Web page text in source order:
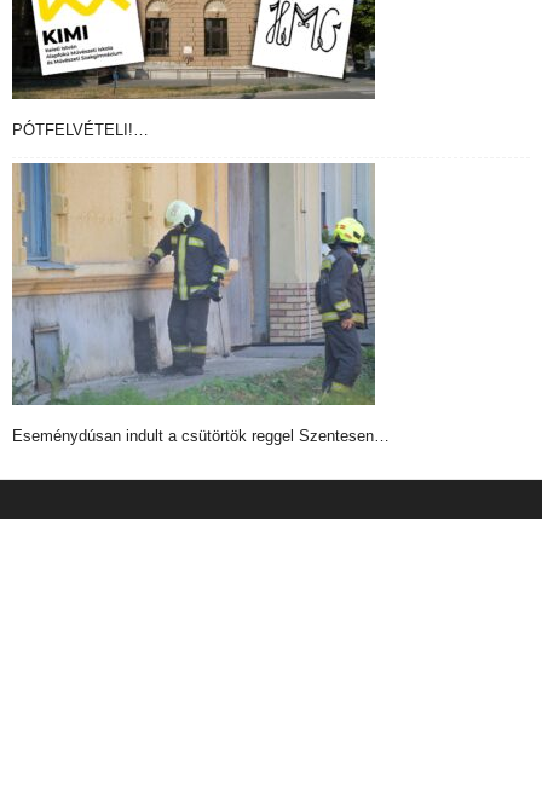
PÓTFELVÉTELI!…
Eseménydúsan indult a csütörtök reggel Szentesen…